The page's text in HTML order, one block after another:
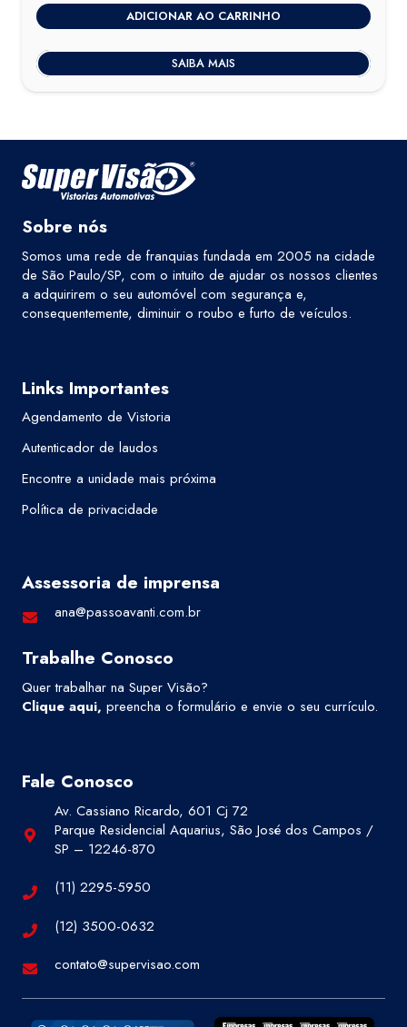
ADICIONAR AO CARRINHO
SAIBA MAIS
Sobre nós
Somos uma rede de franquias fundada em 2005 na cidade
de São Paulo/SP, com o intuito de ajudar os nossos clientes
a adquirirem o seu automóvel com segurança e,
consequentemente, diminuir o roubo e furto de veículos.
Links Importantes
Agendamento de Vistoria
Autenticador de laudos
Encontre a unidade mais próxima
Política de privacidade
Assessoria de imprensa
ana@passoavanti.com.br
Trabalhe Conosco
Quer trabalhar na Super Visão?
Clique aqui, preencha o formulário e envie o seu currículo.
Fale Conosco
Av. Cassiano Ricardo, 601 Cj 72
Parque Residencial Aquarius, São José dos Campos /
SP – 12246-870
(11) 2295-5950
(12) 3500-0632
contato@supervisao.com